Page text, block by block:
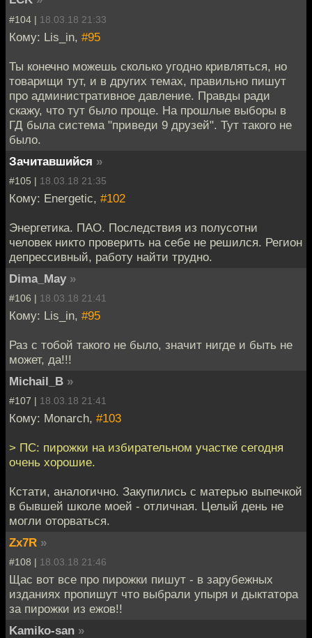
#104 | 18.03.18 21:33
Кому: Lis_in, #95
Ты конечно можешь сколько угодно кривляться, но
товарищи тут, и в других темах, правильно пишут
про административное давление. Правды ради
скажу, что тут было проще. На прошлые выборы в
ГД была система "приведи 9 друзей". Тут такого не
было.
Зачитавшийся »
#105 | 18.03.18 21:35
Кому: Energetic, #102
Энергетика. ПАО. Последствия из полусотни
человек никто проверить на себе не решился. Регион
депрессивный, работу найти трудно.
Dima_May »
#106 | 18.03.18 21:41
Кому: Lis_in, #95
Раз с тобой такого не было, значит нигде и быть не
может, да!!!
Michail_B »
#107 | 18.03.18 21:41
Кому: Monarch, #103
> ПС: пирожки на избирательном участке сегодня
очень хорошие.
Кстати, аналогично. Закупились с матерью выпечкой
в бывшей школе моей - отличная. Целый день не
могли оторваться.
Zx7R »
#108 | 18.03.18 21:46
Щас вот все про пирожки пишут - в зарубежных
изданиях пропишут что выбрали упыря и дыктатора
за пирожки из ежов!!
Kamiko-san »